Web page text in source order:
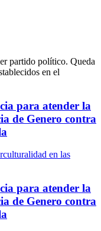
partido político. Queda
en el
para atender la
de Genero contra
en las
para atender la
de Genero contra